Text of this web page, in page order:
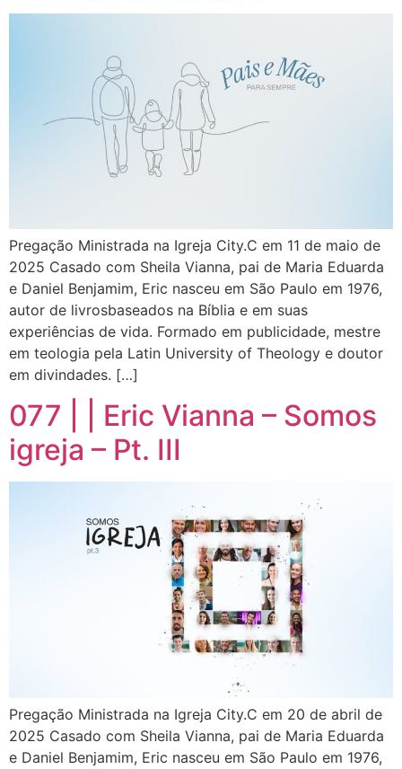
Pregação Ministrada na Igreja City.C em 11 de maio de
2025 Casado com Sheila Vianna, pai de Maria Eduarda
e Daniel Benjamim, Eric nasceu em São Paulo em 1976,
autor de livrosbaseados na Bíblia e em suas
experiências de vida. Formado em publicidade, mestre
em teologia pela Latin University of Theology e doutor
em divindades. […]
077 | | Eric Vianna – Somos
igreja – Pt. III
Pregação Ministrada na Igreja City.C em 20 de abril de
2025 Casado com Sheila Vianna, pai de Maria Eduarda
e Daniel Benjamim, Eric nasceu em São Paulo em 1976,